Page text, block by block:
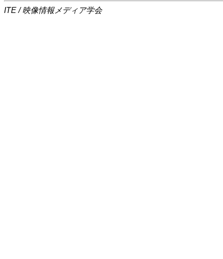
ITE / 映像情報メディア学会